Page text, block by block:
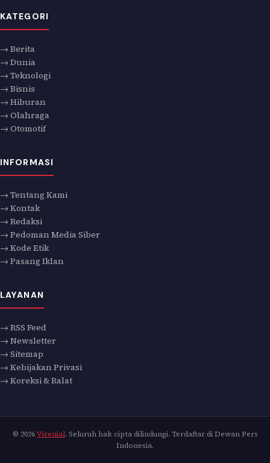
KATEGORI
→ Berita
→ Dunia
→ Teknologi
→ Bisnis
→ Hiburan
→ Olahraga
→ Otomotif
INFORMASI
→ Tentang Kami
→ Kontak
→ Redaksi
→ Pedoman Media Siber
→ Kode Etik
→ Pasang Iklan
LAYANAN
→ RSS Feed
→ Newsletter
→ Sitemap
→ Kebijakan Privasi
→ Koreksi & Ralat
© 2026Virenial. Seluruh hak cipta dilindungi. Terdaftar di Dewan Pers
Indonesia.